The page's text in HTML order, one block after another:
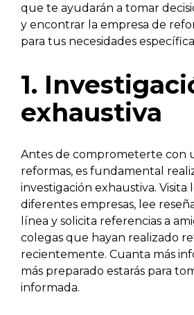
que te ayudarán a tomar
y encontrar la empresa de
para tus necesidades
1.
exhaustiva
Antes de comprometerte con
reformas, es fundamental
investigación exhaustiva. Visita
diferentes empresas, lee
línea y solicita referencias a
colegas que hayan realizado
recientemente. Cuanta más
más preparado estarás para
informada.